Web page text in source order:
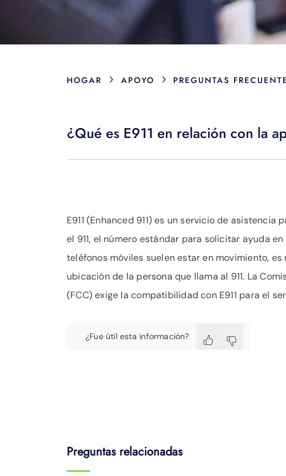
HOGAR › APOYO › PREGUNTAS
¿Qué es E911 en relación con la
E911 (Enhanced 911) es un servicio de
el 911, el número estándar para solicitar ayuda
teléfonos móviles suelen estar en movimiento,
ubicación de la persona que llama al 911. La
(FCC) exige la compatibilidad con E911 para el
¿Fue útil esta información?
Preguntas relacionadas